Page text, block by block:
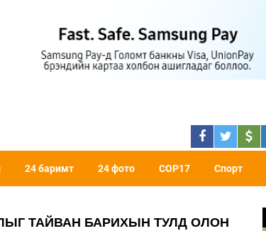
24 баримт 24 фото COP17 Спорт
ТАЙВАН БАРИХЫН ТУЛД ОЛОН